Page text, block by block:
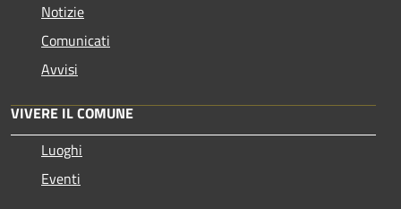
Notizie
Comunicati
Avvisi
VIVERE IL COMUNE
Luoghi
Eventi